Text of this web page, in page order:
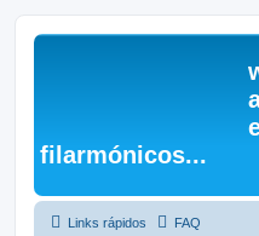
filarmónicos...
Links rápidos FAQ